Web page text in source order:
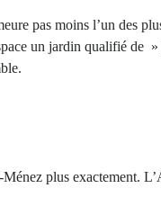
pas moins l’un des
un jardin qualifié
plus exactement.